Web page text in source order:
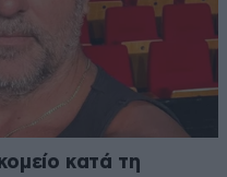
κατά τη